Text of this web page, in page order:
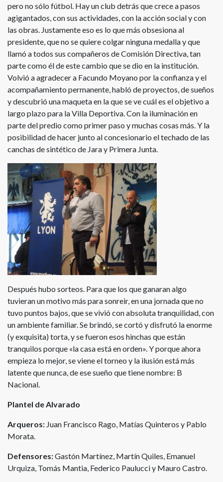
pero no sólo fútbol. Hay un club detrás que crece a pasos
agigantados, con sus actividades, con la acción social y con
las obras. Justamente eso es lo que más obsesiona al
presidente, que no se quiere colgar ninguna medalla y que
llamó a todos sus compañeros de Comisión Directiva, tan
parte como él de este cambio que se dio en la institución.
Volvió a agradecer a Facundo Moyano por la confianza y el
acompañamiento permanente, habló de proyectos, de sueños
y descubrió una maqueta en la que se ve cuál es el objetivo a
largo plazo para la Villa Deportiva. Con la iluminación en
parte del predio como primer paso y muchas cosas más. Y la
posibilidad de hacer junto al concesionario el techado de las
canchas de sintético de Jara y Primera Junta.
Después hubo sorteos. Para que los que ganaran algo
tuvieran un motivo más para sonreir, en una jornada que no
tuvo puntos bajos, que se vivió con absoluta tranquilidad, con
un ambiente familiar. Se brindó, se cortó y disfrutó la enorme
(y exquisita) torta, y se fueron esos hinchas que están
tranquilos porque «la casa está en orden». Y porque ahora
empieza lo mejor, se viene el torneo y la ilusión está más
latente que nunca, de ese sueño que tiene nombre: B
Nacional.
Plantel de Alvarado
Arqueros: Juan Francisco Rago, Matías Quinteros y Pablo
Morata.
Defensores:Gastón Martínez, Martín Quiles, Emanuel
Urquiza, Tomás Mantia, Federico Paulucci y Mauro Castro.